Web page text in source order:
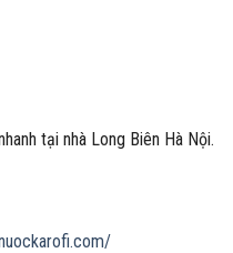
tại nhà Long Biên Hà Nội.